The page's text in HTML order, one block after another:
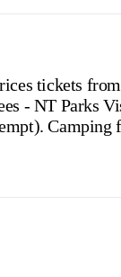
tickets
- NT Parks
residents